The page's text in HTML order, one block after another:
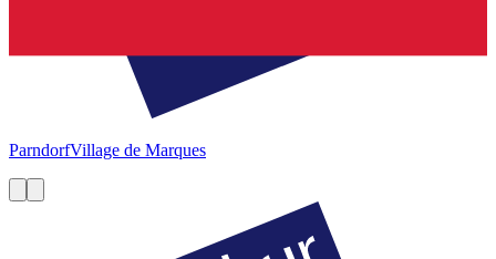
ParndorfVillage de Marques